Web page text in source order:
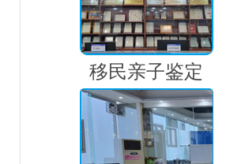
移民亲子鉴定